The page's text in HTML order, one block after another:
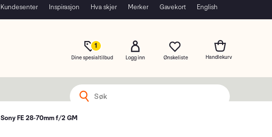
Kundesenter Inspirasjon Hva skjer Merker Gavekort English
1
Dine spesialtilbud Logg inn
Sony FE 28-70mm f/2 GM